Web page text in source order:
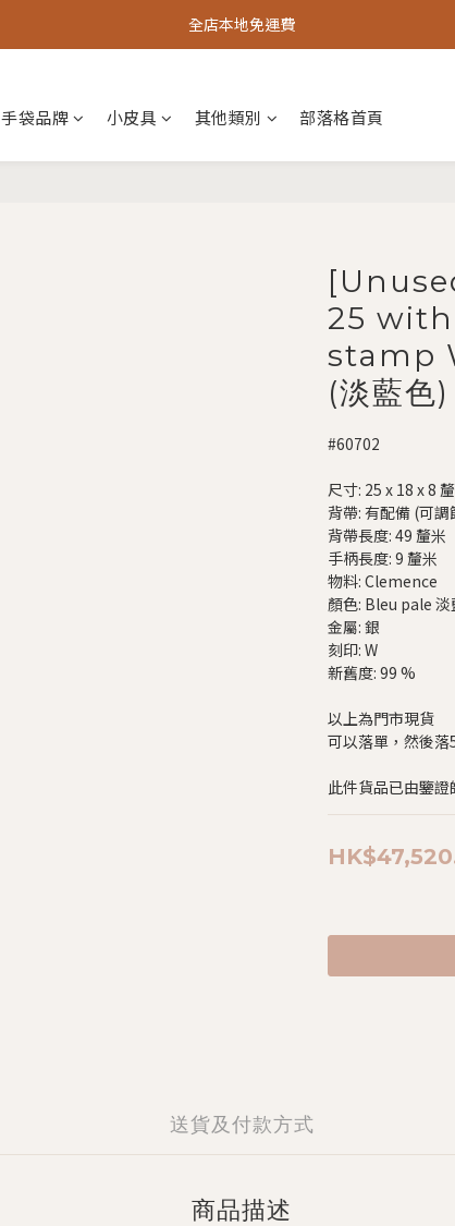
全店本地免運費
手袋品牌 小皮具 其他類別 部落格首頁
25
stamp
(淡藍色)
#60702
尺寸: 25 x 18 x 8
背帶: 有配備 (可調
背帶長度: 49 釐米
手柄長度: 9 釐米
物料: Clemence
顏色: Bleu pale 淡
金屬: 銀
刻印: W
新舊度: 99 %
以上為門市現貨
可以落單，然後
此件貨品已由鑒證
送貨及付款方式
商品描述